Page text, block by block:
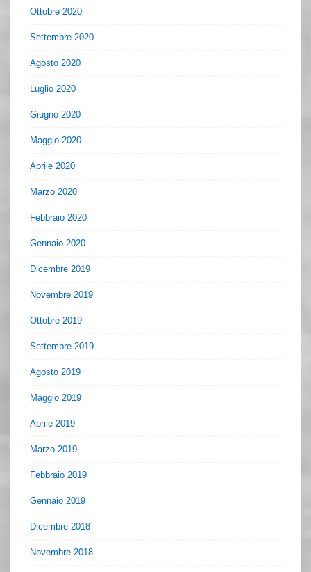
Ottobre 2020
Settembre 2020
Agosto 2020
Luglio 2020
Giugno 2020
Maggio 2020
Aprile 2020
Marzo 2020
Febbraio 2020
Gennaio 2020
Dicembre 2019
Novembre 2019
Ottobre 2019
Settembre 2019
Agosto 2019
Maggio 2019
Aprile 2019
Marzo 2019
Febbraio 2019
Gennaio 2019
Dicembre 2018
Novembre 2018